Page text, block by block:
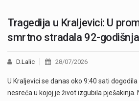
Tragedija u Kraljevici: U
smrtno stradala 92-
D.Lalic 28/07/2026
U Kraljevici se danas oko 9:40 sati
nesreća u kojoj je život izgubila pješakinja.